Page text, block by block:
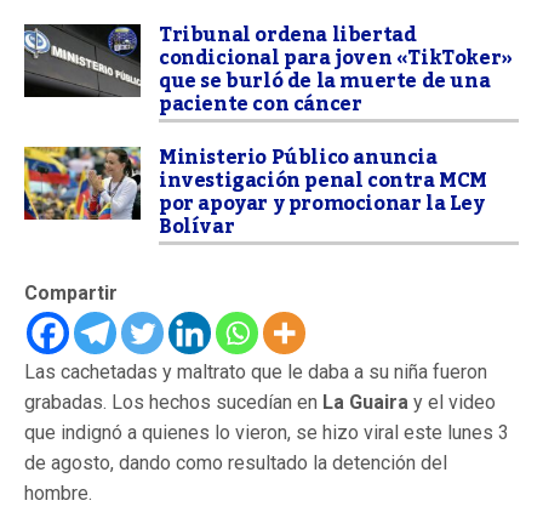
Tribunal ordena libertad
condicional para joven «TikToker»
que se burló de la muerte de una
paciente con cáncer
Ministerio Público anuncia
investigación penal contra MCM
por apoyar y promocionar la Ley
Bolívar
Compartir
Las cachetadas y maltrato que le daba a su niña fueron
grabadas. Los hechos sucedían en La Guaira y el video
que indignó a quienes lo vieron, se hizo viral este lunes 3
de agosto, dando como resultado la detención del
hombre.